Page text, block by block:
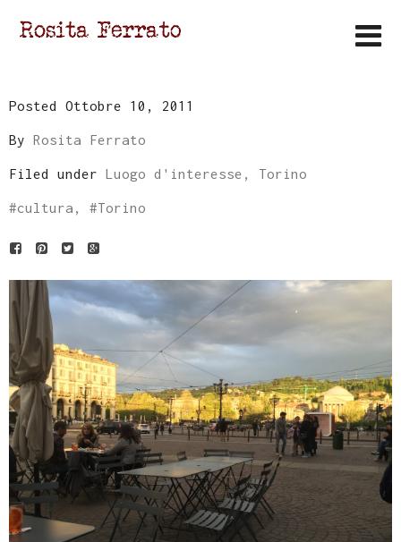
Posted Ottobre 10, 2011
By Rosita Ferrato
Filed under Luogo d'interesse, Torino
#cultura , #Torino